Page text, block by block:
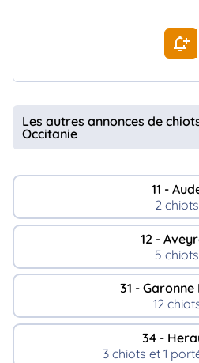
Les autres annonces de
Occitanie
11 -
2 chiots
12 -
5 chiots
31 -
12
34 -
3 chiots et 1